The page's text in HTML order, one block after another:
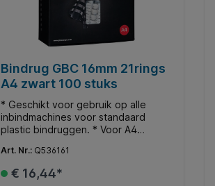
Bindrug GBC 16mm 21rings
A4 zwart 100 stuks
* Geschikt voor gebruik op alle
inbindmachines voor standaard
plastic bindruggen. * Voor A4
145 vellen.
Art. Nr.: Q536161
€ 16,44*